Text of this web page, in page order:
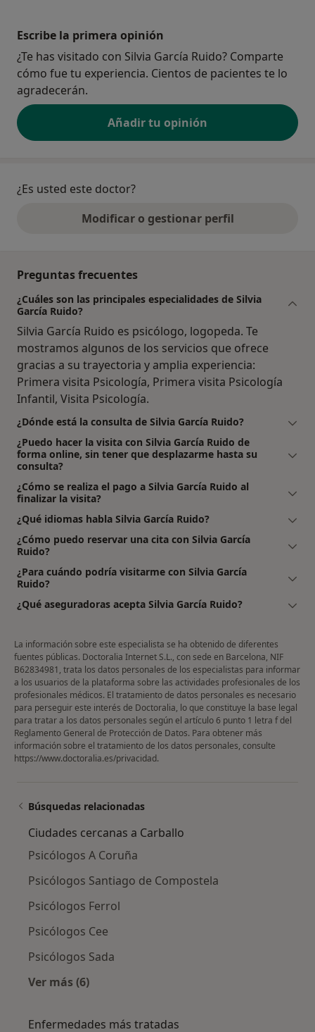
Escribe la primera opinión
¿Te has visitado con Silvia García Ruido? Comparte
cómo fue tu experiencia. Cientos de pacientes te lo
agradecerán.
Añadir tu opinión
¿Es usted este doctor?
Modificar o gestionar perfil
Preguntas frecuentes
¿Cuáles son las principales especialidades de Silvia
García Ruido?
Silvia García Ruido es psicólogo, logopeda. Te
mostramos algunos de los servicios que ofrece
gracias a su trayectoria y amplia experiencia:
Primera visita Psicología, Primera visita Psicología
Infantil, Visita Psicología.
¿Dónde está la consulta de Silvia García Ruido?
¿Puedo hacer la visita con Silvia García Ruido de
forma online, sin tener que desplazarme hasta su
consulta?
¿Cómo se realiza el pago a Silvia García Ruido al
finalizar la visita?
¿Qué idiomas habla Silvia García Ruido?
¿Cómo puedo reservar una cita con Silvia García
Ruido?
¿Para cuándo podría visitarme con Silvia García
Ruido?
¿Qué aseguradoras acepta Silvia García Ruido?
La información sobre este especialista se ha obtenido de diferentes
fuentes públicas. Doctoralia Internet S.L., con sede en Barcelona, NIF
B62834981, trata los datos personales de los especialistas para informar
a los usuarios de la plataforma sobre las actividades profesionales de los
profesionales médicos. El tratamiento de datos personales es necesario
para perseguir este interés de Doctoralia, lo que constituye la base legal
para tratar a los datos personales según el artículo 6 punto 1 letra f del
Reglamento General de Protección de Datos. Para obtener más
información sobre el tratamiento de los datos personales, consulte
https://www.doctoralia.es/privacidad.
Búsquedas relacionadas
Ciudades cercanas a Carballo
Psicólogos A Coruña
Psicólogos Santiago de Compostela
Psicólogos Ferrol
Psicólogos Cee
Psicólogos Sada
Ver más (6)
Enfermedades más tratadas